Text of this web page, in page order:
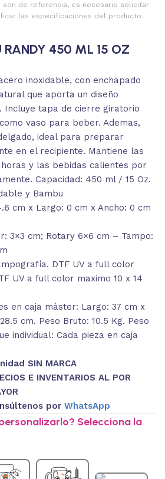
de referencia, es necesario solicitar
las especificaciones del producto.
450 ML 15 OZ
inoxidable, con enchapado
que aporta un diseño
Incluye tapa de cierre giratorio
vaso para beber. Ademas,
ideal para preparar
en el recipiente. Mantiene las
y las bebidas calientes por
Capacidad: 450 ml / 15 Oz.
y Bambu
cm x Largo: 0 cm x Ancho: 0 cm
3×3 cm; Rotary 6×6 cm – Tampo:
DTF UV a full color
UV a full color maximo 10 x 14
en caja máster: Largo: 37 cm x
cm. Peso Bruto: 10.5 Kg. Peso
individual: Cada pieza en caja
SIN MARCA
E INVENTARIOS AL POR
porWhatsApp
Selecciona la